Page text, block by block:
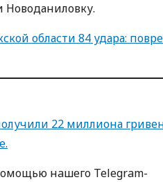
Новоданиловку.
области 84 удара:
22 миллиона
нaшегo Telegram-